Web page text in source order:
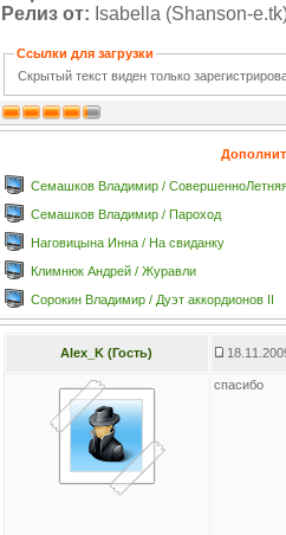
Релиз от: Isabella (Shanson-
Ссылки для загрузки
Скрытый текст виден только
Семашков Владимир /
Семашков Владимир / Парoход
Наговицына Инна / На свиданку
Климнюк Андрей / Журавли
Сорокин Владимир / Дуэт аккордионов II
Alex_K (Гость)
спасибо